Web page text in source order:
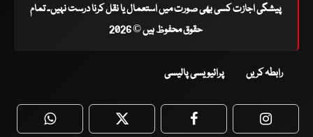
پیشگی اجازت کسی بھی صورت میں استعمال یا نقل کرنا درست نہیں۔ تمام
حقوق محفوظ ہیں © 2026
رابطہ کریں پرائیویسی پالیسی
WhatsApp Twitter Facebook